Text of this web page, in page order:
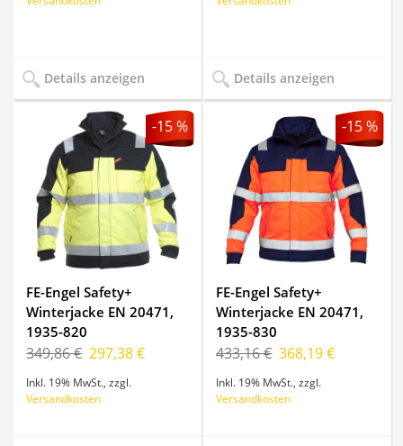
Details anzeigen Details anzeigen
-15 %
FE-Engel Safety+
Winterjacke EN 20471,
1935-820
349,86 € 297,38 €
Inkl. 19% MwSt. ,zzgl.
Versandkosten
-15 %
FE-Engel Safety+
Winterjacke EN 20471,
1935-830
433,16 € 368,19 €
Inkl. 19% MwSt. ,zzgl.
Versandkosten